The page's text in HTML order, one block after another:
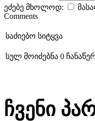
ეძებე მხოლოდ:
Comments
საძიებო სიტყვა
სულ მოიძებნა 0
ჩვენი